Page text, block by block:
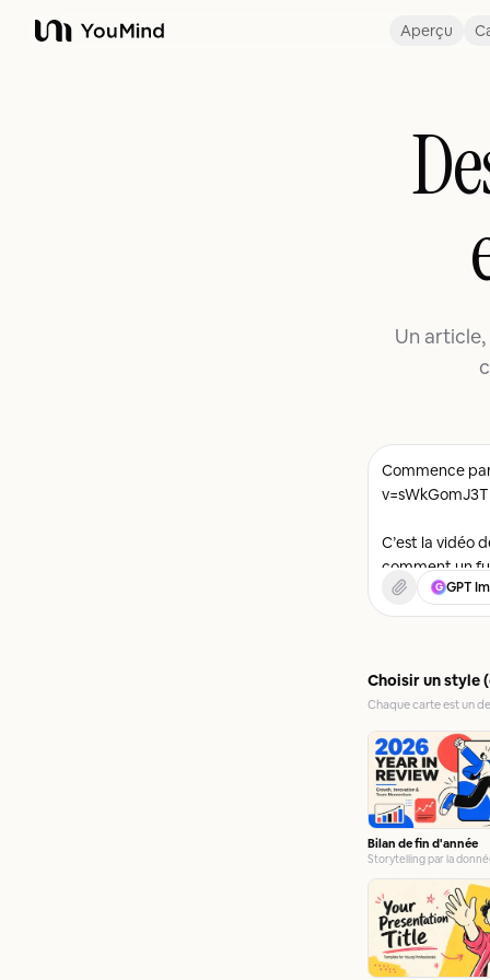
YouMind Aperçu
Un article,
G GPT
Choisir un style
Chaque carte est un
Bilan de fin d'année
Storytelling par la